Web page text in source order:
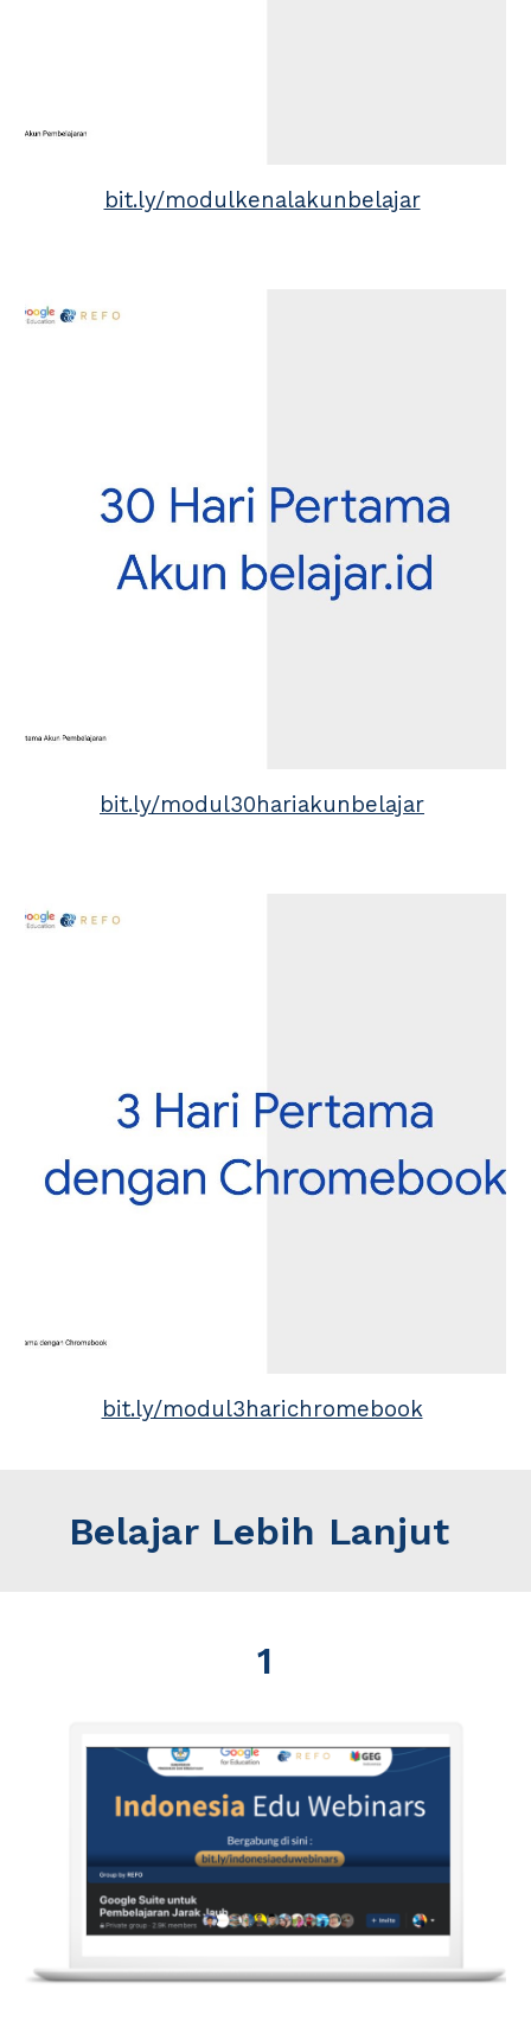
bit.ly/modulkenalakunbelajar
bit.ly/modul30hariakunbelajar
bit.ly/modul3harichromebook
Belajar Lebih Lanjut
1